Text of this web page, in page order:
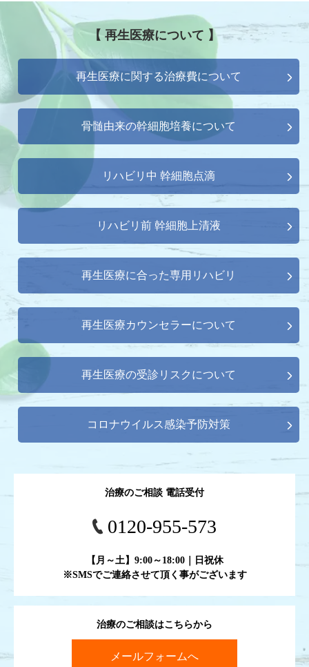
【 再生医療について 】
再生医療に関する治療費について
骨髄由来の幹細胞培養について
リハビリ中 幹細胞点滴
リハビリ前 幹細胞上清液
再生医療に合った専用リハビリ
再生医療カウンセラーについて
再生医療の受診リスクについて
コロナウイルス感染予防対策
治療のご相談はこちらから
メールフォームへ
治療のご相談 電話受付
0120-955-573
【月～土】9:00～18:00｜日祝休
※SMSでご連絡させて頂く事がございます